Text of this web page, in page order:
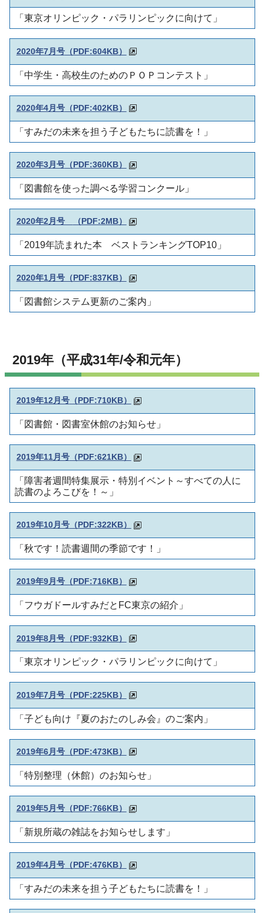
「東京オリンピック・パラリンピックに向けて」
2020年7月号（PDF:604KB）
「中学生・高校生のためのＰＯＰコンテスト」
2020年4月号（PDF:402KB）
「すみだの未来を担う子どもたちに読書を！」
2020年3月号（PDF:360KB）
「図書館を使った調べる学習コンクール」
2020年2月号 （PDF:2MB）
「2019年読まれた本 ベストランキングTOP10」
2020年1月号（PDF:837KB）
「図書館システム更新のご案内」
2019年（平成31年/令和元年）
2019年12月号（PDF:710KB）
「図書館・図書室休館のお知らせ」
2019年11月号（PDF:621KB）
「障害者週間特集展示・特別イベント～すべての人に
読書のよろこびを！～」
2019年10月号（PDF:322KB）
「秋です！読書週間の季節です！」
2019年9月号（PDF:716KB）
「フウガドールすみだとFC東京の紹介」
2019年8月号（PDF:932KB）
「東京オリンピック・パラリンピックに向けて」
2019年7月号（PDF:225KB）
「子ども向け『夏のおたのしみ会』のご案内」
2019年6月号（PDF:473KB）
「特別整理（休館）のお知らせ」
2019年5月号（PDF:766KB）
「新規所蔵の雑誌をお知らせします」
2019年4月号（PDF:476KB）
「すみだの未来を担う子どもたちに読書を！」